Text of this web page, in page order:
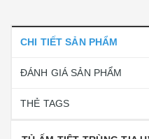
CHI TIẾT SẢN PHẨM
ĐÁNH GIÁ SẢN PHẨM
THẺ TAGS